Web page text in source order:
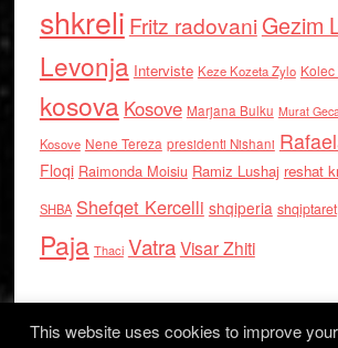
shkreli Fritz radovaniGezim
Levonja Interviste Keze Kozeta Zylo Kolec
kosova Kosove Marjana Bulku Murat
Kosove Nene Tereza presidenti Nishani
Floqi Raimonda Moisiu Ramiz Lushaj reshat
SHBA Shefqet Kercelli shqiperia shqiptaret
Paja Thaci VatraVisar Zhiti
This website uses cookies to improve